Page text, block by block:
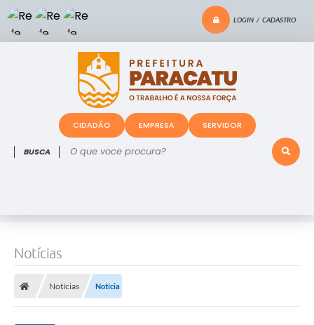
LOGIN / CADASTRO
O que voce procura?
CIDADÃO EMPRESA SERVIDOR
Notícias
Notícias Notícia